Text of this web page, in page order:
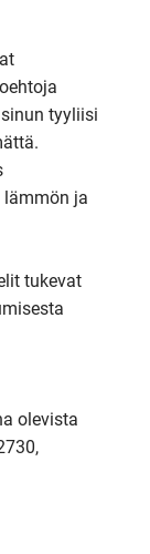
tyyliisi
lämmön ja
tukevat
olevista